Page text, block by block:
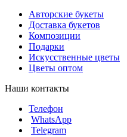
Авторские букеты
Доставка букетов
Композиции
Подарки
Искусственные цветы
Цветы оптом
Наши контакты
Телефон
WhatsApp
Telegram